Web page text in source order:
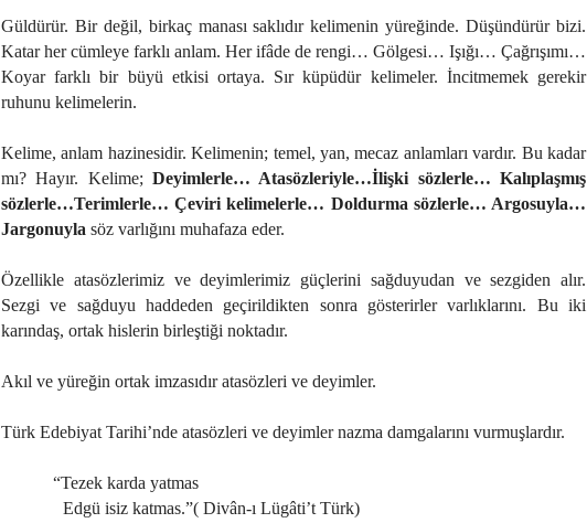
Güldürür. Bir değil, birkaç manası saklıdır kelimenin yüreğinde. Düşündürür bizi.
Katar her cümleye farklı anlam. Her ifâde de rengi… Gölgesi… Işığı… Çağrışımı…
Koyar farklı bir büyü etkisi ortaya. Sır küpüdür kelimeler. İncitmemek gerekir
ruhunu kelimelerin.
Kelime, anlam hazinesidir. Kelimenin; temel, yan, mecaz anlamları vardır. Bu kadar
mı? Hayır. Kelime; Deyimlerle… Atasözleriyle…İlişki sözlerle… Kalıplaşmış
sözlerle…Terimlerle… Çeviri kelimelerle… Doldurma sözlerle… Argosuyla…
Jargonuyla söz varlığını muhafaza eder.
Özellikle atasözlerimiz ve deyimlerimiz güçlerini sağduyudan ve sezgiden alır.
Sezgi ve sağduyu haddeden geçirildikten sonra gösterirler varlıklarını. Bu iki
karındaş, ortak hislerin birleştiği noktadır.
Akıl ve yüreğin ortak imzasıdır atasözleri ve deyimler.
Türk Edebiyat Tarihi’nde atasözleri ve deyimler nazma damgalarını vurmuşlardır.
“Tezek karda yatmas
Edgü isiz katmas.”( Divân-ı Lügâti’t Türk)